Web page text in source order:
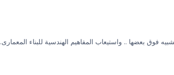
فوق بعضها .. واستيعاب المفاهيم الهندسية للبناء المعمارى.